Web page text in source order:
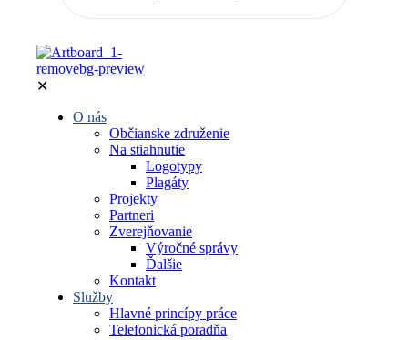
✕
O nás
Občianske združenie
Na stiahnutie
Logotypy
Plagáty
Projekty
Partneri
Zverejňovanie
Výročné správy
Ďalšie
Kontakt
Služby
Hlavné princípy práce
Telefonická poradňa